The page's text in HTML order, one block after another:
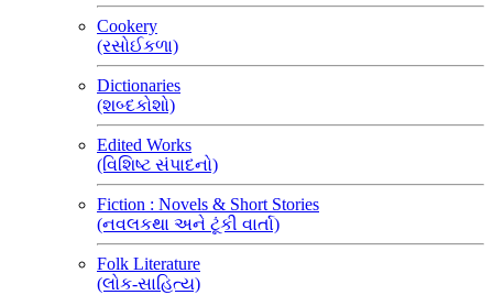
Cookery
(રસોઈકળા)
Dictionaries
(શબ્દકોશો)
Edited Works
(વિશિષ્ટ સંપાદનો)
Fiction : Novels & Short Stories
(નવલકથા અને ટૂંકી વાર્તા)
Folk Literature
(લોક-સાહિત્ય)